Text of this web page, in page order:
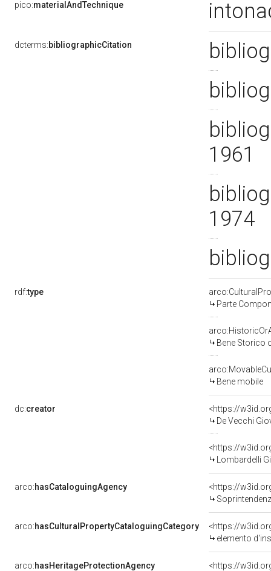
pico:materialAndTechnique
dcterms:bibliographicCitation
1961
1974
rdf:type
Parte
Bene Storico
Bene mobile
dc:creator
<https://
De Vecchi
<https://
Lombardelli
arco:hasCataloguingAgency
<https://
arco:hasCulturalPropertyCataloguingCategory
<https://
elemento
arco:hasHeritageProtectionAgency
<https://